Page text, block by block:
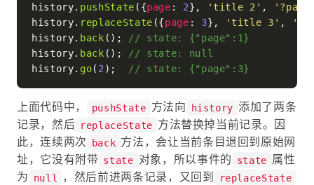
history. pushState ({page : 2}, 'title 2' ,
history. replaceState ({page : 3}, 'title 3' ,
history. back ();
// state: {"page":1}
history. back ();
// state: null
history. go( 2 ); // state: {"page":3}
上面代码中， pushState 方法向 history 添加了两条
记录，然后 replaceState 方法替换掉当前记录。因
此，连续两次
back 方法，会让当前条目退回到原始网
址，它没有附带 state 对象，所以事件的 state 属性
为
null ，然后前进两条记录，又回到 replaceState